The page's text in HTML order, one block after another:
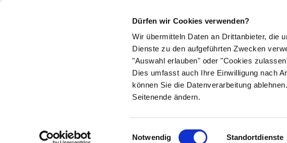
Dürfen wir Cookies verwenden?
Wir übermitteln Daten an Drittanbieter, die
Dienste zu den aufgeführten Zwecken
"Auswahl erlauben" oder "Cookies
Dies umfasst auch Ihre Einwilligung nach
können Sie die Datenverarbeitung
Seitenende ändern.
Einwilligungsauswahl
Notwendig Standortdienste
Symptome Therapie Medikamente